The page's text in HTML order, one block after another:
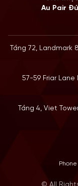
Au Pair
Tầng 72, Landmark
57-59 Friar
Tầng 4, Viet